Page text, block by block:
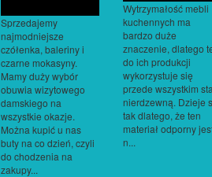
Sprzedajemy
najmodniejsze
czółenka, baleriny i
czarne mokasyny.
Mamy duży wybór
obuwia wizytowego
damskiego na
wszystkie okazje.
Można kupić u nas
buty na co dzień, czyli
do chodzenia na
zakupy...
Wytrzymałość mebli
kuchennych ma
bardzo duże
znaczenie, dlatego
do ich produkcji
wykorzystuje się
przede wszystkim
nierdzewną. Dzieje
tak dlatego, że ten
materiał odporny
n...